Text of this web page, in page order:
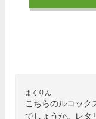
まくりん
こちらのルコック
でしょうか。レタ